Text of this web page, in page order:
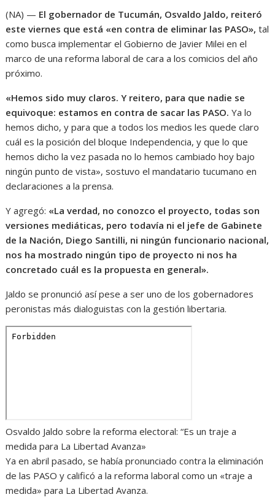
(NA) — El gobernador de Tucumán, Osvaldo Jaldo, reiteró
este viernes que está «en contra de eliminar las PASO», tal
como busca implementar el Gobierno de Javier Milei en el
marco de una reforma laboral de cara a los comicios del año
próximo.
«Hemos sido muy claros. Y reitero, para que nadie se
equivoque: estamos en contra de sacar las PASO. Ya lo
hemos dicho, y para que a todos los medios les quede claro
cuál es la posición del bloque Independencia, y que lo que
hemos dicho la vez pasada no lo hemos cambiado hoy bajo
ningún punto de vista», sostuvo el mandatario tucumano en
declaraciones a la prensa.
Y agregó: «La verdad, no conozco el proyecto, todas son
versiones mediáticas, pero todavía ni el jefe de Gabinete
de la Nación, Diego Santilli, ni ningún funcionario nacional,
nos ha mostrado ningún tipo de proyecto ni nos ha
concretado cuál es la propuesta en general».
Jaldo se pronunció así pese a ser uno de los gobernadores
peronistas más dialoguistas con la gestión libertaria.
Osvaldo Jaldo sobre la reforma electoral: “Es un traje a
medida para La Libertad Avanza»
Ya en abril pasado, se había pronunciado contra la eliminación
de las PASO y calificó a la reforma laboral como un «traje a
medida» para La Libertad Avanza.